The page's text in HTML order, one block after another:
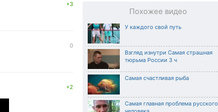
Похожее видео
У каждого свой путь
Взгляд изнутри Самая страшная
тюрьма России 3 ч
Самая счастливая рыба
Самая главная проблема русского
+3
0
+2